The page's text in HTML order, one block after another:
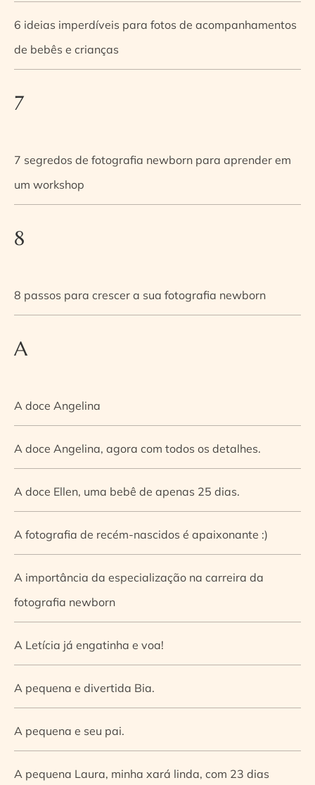
6 ideias imperdíveis para fotos de acompanhamentos
de bebês e crianças
7
7 segredos de fotografia newborn para aprender em
um workshop
8
8 passos para crescer a sua fotografia newborn
A
A doce Angelina
A doce Angelina, agora com todos os detalhes.
A doce Ellen, uma bebê de apenas 25 dias.
A fotografia de recém-nascidos é apaixonante :)
A importância da especialização na carreira da
fotografia newborn
A Letícia já engatinha e voa!
A pequena e divertida Bia.
A pequena e seu pai.
A pequena Laura, minha xará linda, com 23 dias